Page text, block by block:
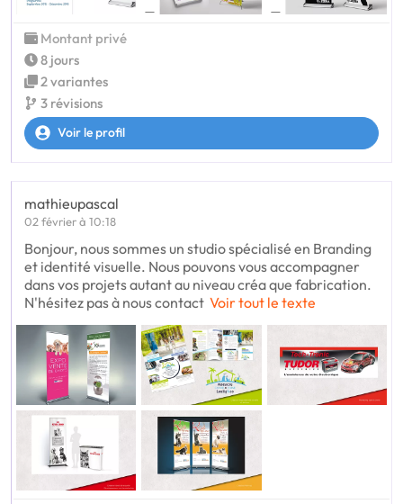
Montant privé
8 jours
2 variantes
3 révisions
Voir le profil
mathieupascal
02 février à 10:18
Bonjour, nous sommes un studio spécialisé en Branding
et identité visuelle. Nous pouvons vous accompagner
dans vos projets autant au niveau créa que fabrication.
N'hésitez pas à nous contact Voir tout le texte